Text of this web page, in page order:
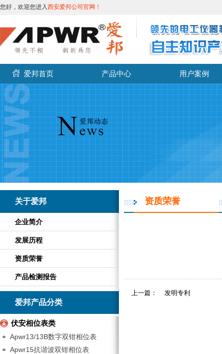
您好，欢迎您进入西安爱邦公司官网！
爱邦首页 产品中心 用户案例
关于爱邦
企业简介
发展历程
资质荣誉
产品检测报告
爱邦产品分类
伏安相位表类
Apwr13/13B数字双钳相位表
Apwr15抗谐波双钳相位表
资质荣誉
上一篇： 发明专利